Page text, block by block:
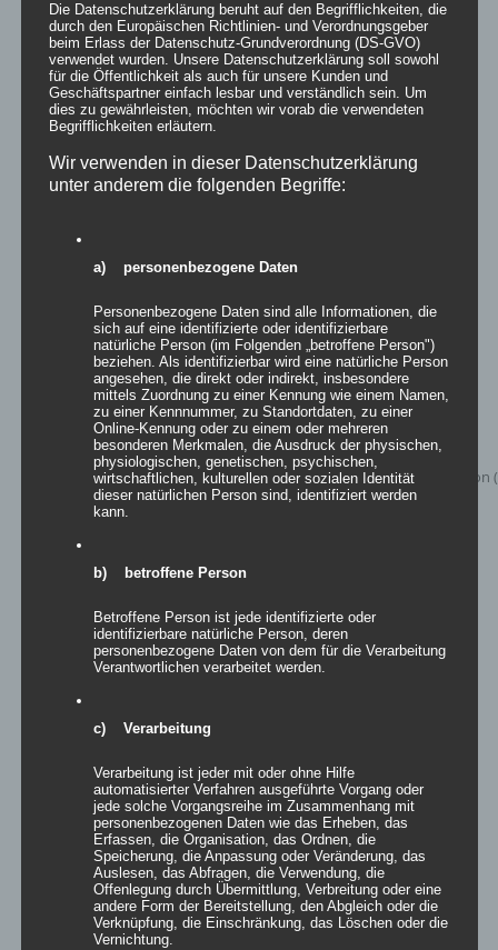
3-Punkt-Spannsegel Seoul
zur Wunschliste
Eisbar
Details
zur Wunschliste
Die Datenschutzerklärung beruht auf den Begrifflichkeiten, die
durch den Europäischen Richtlinien- und Verordnungsgeber
beim Erlass der Datenschutz-Grundverordnung (DS-GVO)
verwendet wurden. Unsere Datenschutzerklärung soll sowohl
für die Öffentlichkeit als auch für unsere Kunden und
Geschäftspartner einfach lesbar und verständlich sein. Um
dies zu gewährleisten, möchten wir vorab die verwendeten
Begrifflichkeiten erläutern.
Wir verwenden in dieser Datenschutzerklärung
unter anderem die folgenden Begriffe:
a) personenbezogene Daten
Personenbezogene Daten sind alle Informationen, die
sich auf eine identifizierte oder identifizierbare
natürliche Person (im Folgenden „betroffene Person")
beziehen. Als identifizierbar wird eine natürliche Person
angesehen, die direkt oder indirekt, insbesondere
mittels Zuordnung zu einer Kennung wie einem Namen,
zu einer Kennnummer, zu Standortdaten, zu einer
Online-Kennung oder zu einem oder mehreren
besonderen Merkmalen, die Ausdruck der physischen,
physiologischen, genetischen, psychischen,
wirtschaftlichen, kulturellen oder sozialen Identität
dieser natürlichen Person sind, identifiziert werden
kann.
b) betroffene Person
Betroffene Person ist jede identifizierte oder
identifizierbare natürliche Person, deren
personenbezogene Daten von dem für die Verarbeitung
Verantwortlichen verarbeitet werden.
c) Verarbeitung
Verarbeitung ist jeder mit oder ohne Hilfe
automatisierter Verfahren ausgeführte Vorgang oder
jede solche Vorgangsreihe im Zusammenhang mit
personenbezogenen Daten wie das Erheben, das
Erfassen, die Organisation, das Ordnen, die
Speicherung, die Anpassung oder Veränderung, das
Auslesen, das Abfragen, die Verwendung, die
Offenlegung durch Übermittlung, Verbreitung oder eine
andere Form der Bereitstellung, den Abgleich oder die
Verknüpfung, die Einschränkung, das Löschen oder die
Vernichtung.